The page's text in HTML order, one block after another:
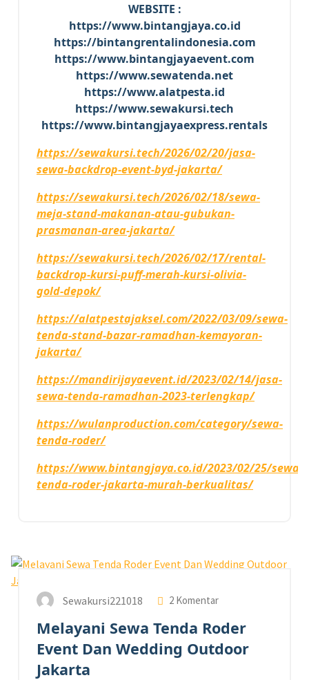
WEBSITE :
https://www.bintangjaya.co.id
https://bintangrentalindonesia.com
https://www.bintangjayaevent.com
https://www.sewatenda.net
https://www.alatpesta.id
https://www.sewakursi.tech
https://www.bintangjayaexpress.rentals
https://sewakursi.tech/2026/02/20/jasa-
sewa-backdrop-event-byd-jakarta/
https://sewakursi.tech/2026/02/18/sewa-
meja-stand-makanan-atau-gubukan-
prasmanan-area-jakarta/
https://sewakursi.tech/2026/02/17/rental-
backdrop-kursi-puff-merah-kursi-olivia-
gold-depok/
https://alatpestajaksel.com/2022/03/09/sewa-
tenda-stand-bazar-ramadhan-kemayoran-
jakarta/
https://mandirijayaevent.id/2023/02/14/jasa-
sewa-tenda-ramadhan-2023-terlengkap/
https://wulanproduction.com/category/sewa-
tenda-roder/
https://www.bintangjaya.co.id/2023/02/25/sewa-
tenda-roder-jakarta-murah-berkualitas/
Sewakursi221018 2 Komentar
Melayani Sewa Tenda Roder
Event Dan Wedding Outdoor
Jakarta